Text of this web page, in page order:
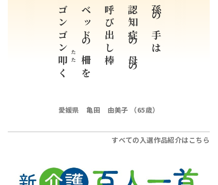
孫の手は
認知症の母の
呼び出し棒
ベッドの柵を
ゴンゴン
叩 たた
く
愛媛県 亀田 由美子 （65歳）
すべての入選作品紹介はこちら